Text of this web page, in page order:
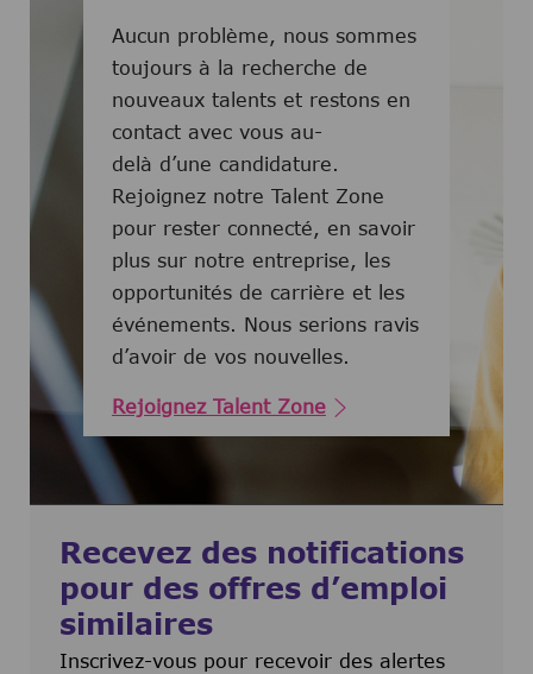
Aucun problème, nous sommes
toujours à la recherche de
nouveaux talents et restons en
contact avec vous au-
delà d’une candidature.
Rejoignez notre Talent Zone
pour rester connecté, en savoir
plus sur notre entreprise, les
opportunités de carrière et les
événements. Nous serions ravis
d’avoir de vos nouvelles.
Rejoignez Talent Zone
Recevez des notifications
pour des offres d’emploi
similaires
Inscrivez-vous pour recevoir des alertes